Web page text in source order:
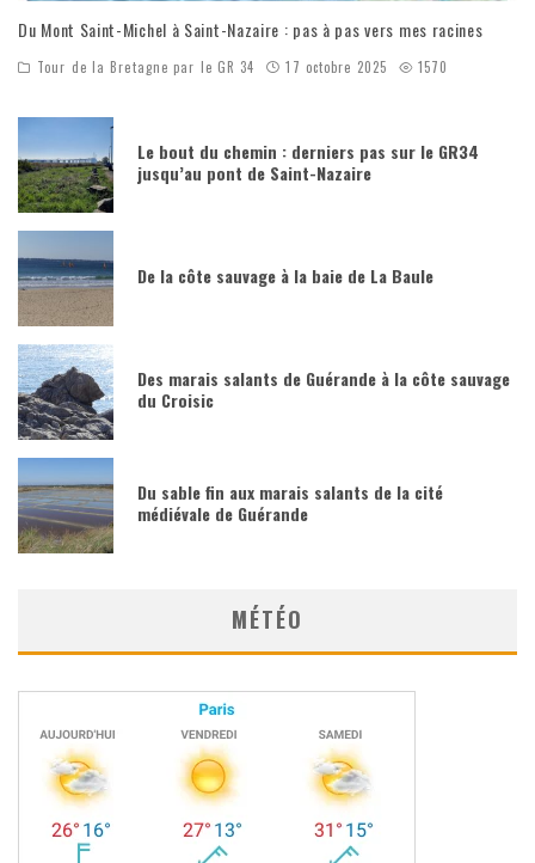
Du Mont Saint-Michel à Saint-Nazaire : pas à pas vers mes racines
Tour de la Bretagne par le GR 34 17 octobre 2025 1570
Le bout du chemin : derniers pas sur le GR34
jusqu’au pont de Saint-Nazaire
De la côte sauvage à la baie de La Baule
Des marais salants de Guérande à la côte sauvage
du Croisic
Du sable fin aux marais salants de la cité
médiévale de Guérande
MÉTÉO